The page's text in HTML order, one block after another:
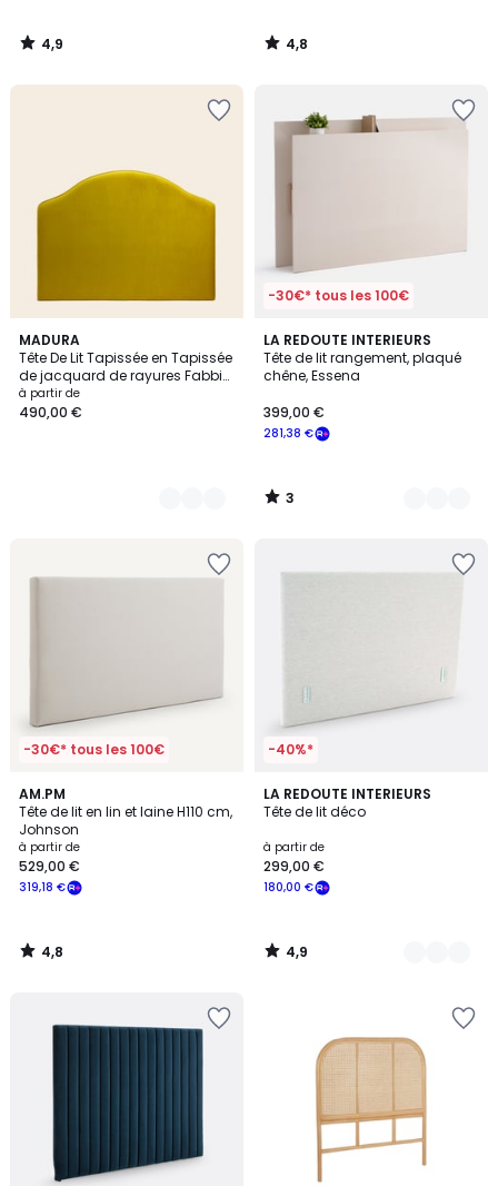
4,9
/
4,8
/
MADURA
Tête De Lit Tapissée en Tapissée
de jacquard de rayures Fabbio
CEPHEE
à partir de
490,00 €
13
Couleurs
-30€* tous les 100€
LA REDOUTE INTERIEURS
Tête de lit rangement, plaqué
chêne, Essena
281,38 €
399,00 €
3
/
5
2
Couleurs
3
/
-30€* tous les 100€
AM.PM
Tête de lit en lin et laine H110 cm,
Johnson
à partir de
319,18 €
529,00 €
4,8
/ 5
4,8
/
-40%*
LA REDOUTE INTERIEURS
Tête de lit déco
à partir de
180,00 €
299,00 €
4,9
/ 5
2
Couleurs
4,9
/